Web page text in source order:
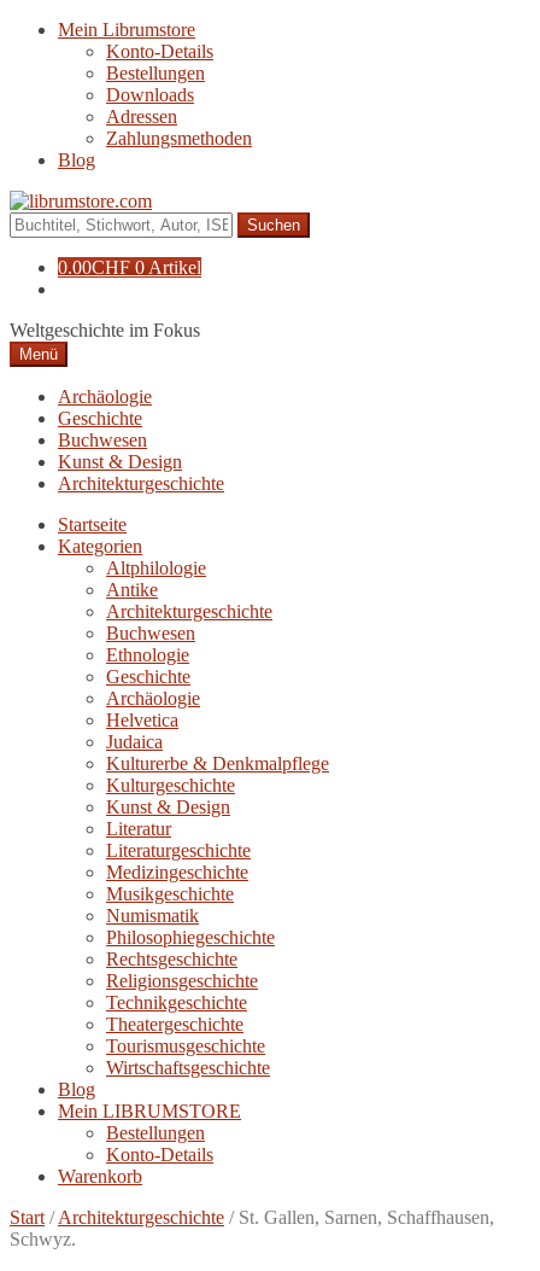
Navigation
Zum
Mein Librumstore
Konto-Details
Bestellungen
Downloads
Adressen
Zahlungsmethoden
Blog
Suche
nach:
0.00CHF 0 Artikel
Weltgeschichte im Fokus
Menü
Archäologie
Geschichte
Buchwesen
Kunst & Design
Architekturgeschichte
Startseite
Kategorien
Altphilologie
Antike
Architekturgeschichte
Buchwesen
Ethnologie
Geschichte
Archäologie
Helvetica
Judaica
Kulturerbe & Denkmalpflege
Kulturgeschichte
Kunst & Design
Literatur
Literaturgeschichte
Medizingeschichte
Musikgeschichte
Numismatik
Philosophiegeschichte
Rechtsgeschichte
Religionsgeschichte
Technikgeschichte
Theatergeschichte
Tourismusgeschichte
Wirtschaftsgeschichte
Blog
Mein LIBRUMSTORE
Bestellungen
Konto-Details
Warenkorb
Start /Architekturgeschichte / St. Gallen, Sarnen, Schaffhausen,
Schwyz.